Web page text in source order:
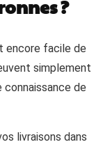
?
encore facile de
simplement
de
livraisons dans